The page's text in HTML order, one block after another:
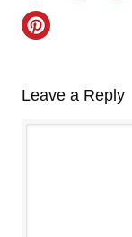
Leave a Reply